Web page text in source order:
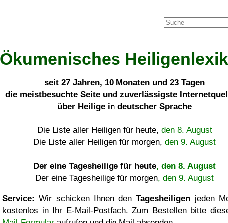
Ökumenisches
seit 27 Jahren, 10 Monaten und 23 Tagen
die meistbesuchte Seite und zuverlässigste
über Heilige in deutscher Sprache
Die Liste aller Heiligen für heute, den 8. August
Die Liste aller Heiligen für morgen, den 9. August
Der eine Tagesheilige für heute, den 8. August
Der eine Tagesheilige für morgen, den 9. August
Service: Wir schicken Ihnen denTagesheiligen jeden
kostenlos in Ihr E-Mail-Postfach. Zum Bestellen bitte